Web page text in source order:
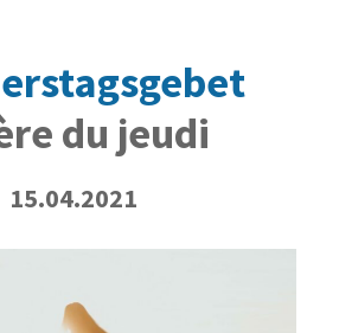
du jeudi
15.04.2021